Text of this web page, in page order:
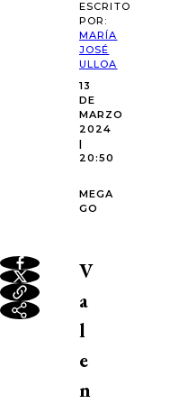
ESCRITO
POR:
MARÍA
JOSÉ
ULLOA
13
DE
MARZO
2024
|
20:50
MEGA
GO
V
a
l
e
n